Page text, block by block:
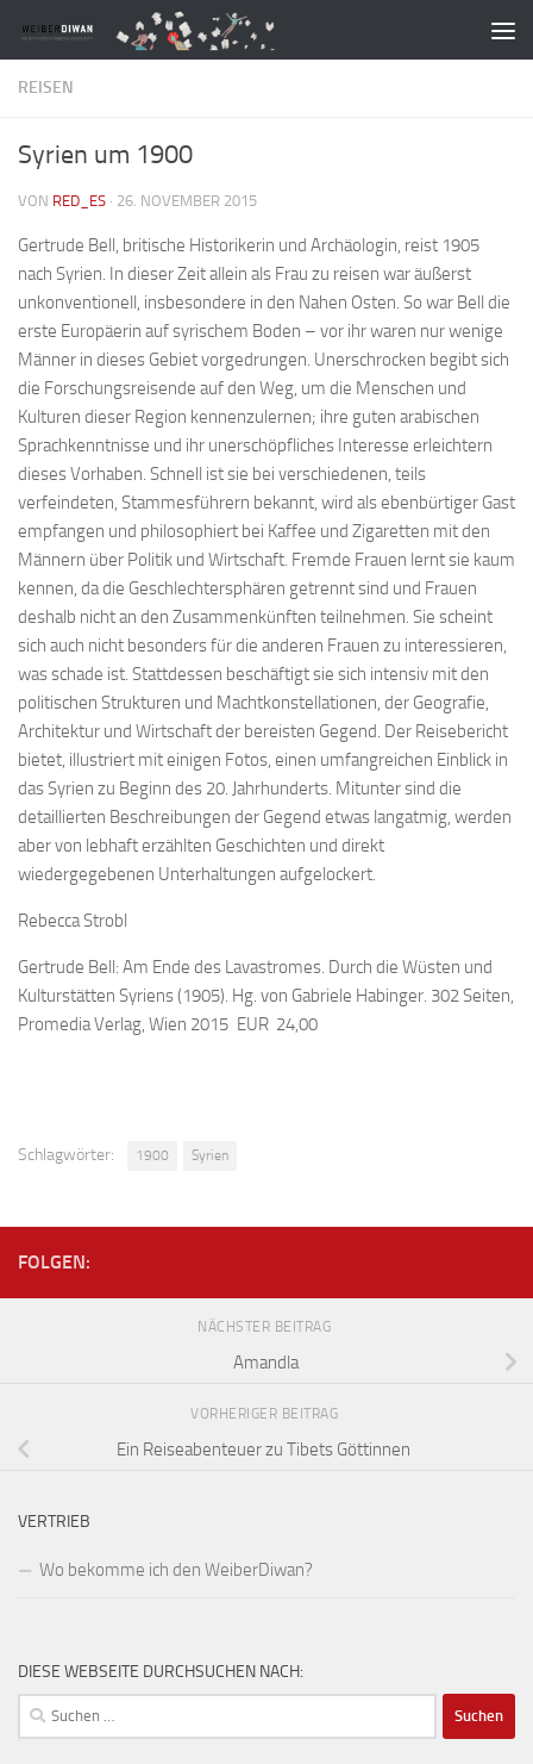
Zum Inhalt springen
REISEN
Syrien um 1900
VON RED_ES · 26. NOVEMBER 2015
Gertrude Bell, britische Historikerin und Archäologin, reist 1905
nach Syrien. In dieser Zeit allein als Frau zu reisen war äußerst
unkonventionell, insbesondere in den Nahen Osten. So war Bell die
erste Europäerin auf syrischem Boden – vor ihr waren nur wenige
Männer in dieses Gebiet vorgedrungen. Unerschrocken begibt sich
die Forschungsreisende auf den Weg, um die Menschen und
Kulturen dieser Region kennenzulernen; ihre guten arabischen
Sprachkenntnisse und ihr unerschöpfliches Interesse erleichtern
dieses Vorhaben. Schnell ist sie bei verschiedenen, teils
verfeindeten, Stammesführern bekannt, wird als ebenbürtiger Gast
empfangen und philosophiert bei Kaffee und Zigaretten mit den
Männern über Politik und Wirtschaft. Fremde Frauen lernt sie kaum
kennen, da die Geschlechtersphären getrennt sind und Frauen
deshalb nicht an den Zusammenkünften teilnehmen. Sie scheint
sich auch nicht besonders für die anderen Frauen zu interessieren,
was schade ist. Stattdessen beschäftigt sie sich intensiv mit den
politischen Strukturen und Machtkonstellationen, der Geografie,
Architektur und Wirtschaft der bereisten Gegend. Der Reisebericht
bietet, illustriert mit einigen Fotos, einen umfangreichen Einblick in
das Syrien zu Beginn des 20. Jahrhunderts. Mitunter sind die
detaillierten Beschreibungen der Gegend etwas langatmig, werden
aber von lebhaft erzählten Geschichten und direkt
wiedergegebenen Unterhaltungen aufgelockert.
Rebecca Strobl
Gertrude Bell: Am Ende des Lavastromes. Durch die Wüsten und
Kulturstätten Syriens (1905). Hg. von Gabriele Habinger. 302 Seiten,
Promedia Verlag, Wien 2015 EUR 24,00
Schlagwörter: 1900 Syrien
FOLGEN:
NÄCHSTER BEITRAG
Amandla
VORHERIGER BEITRAG
Ein Reiseabenteuer zu Tibets Göttinnen
VERTRIEB
Wo bekomme ich den WeiberDiwan?
DIESE WEBSEITE DURCHSUCHEN NACH:
Suchen
nach: